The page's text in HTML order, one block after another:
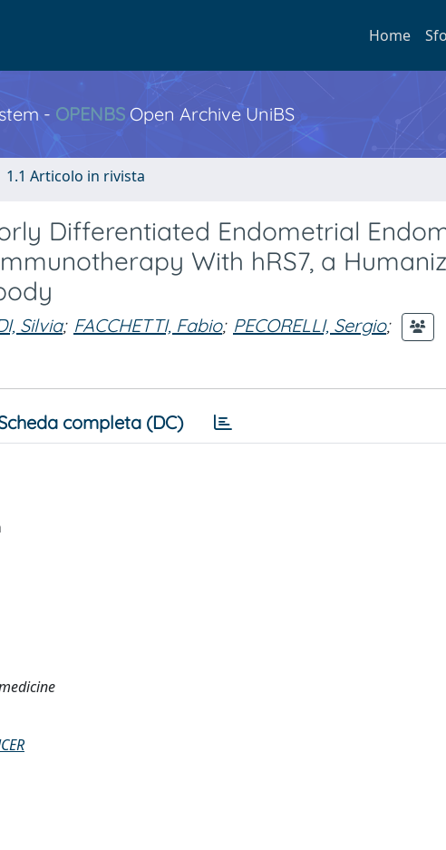
Home
- OPENBS Open Archive UniBS
1.1 Articolo in rivista
Differentiated Endometrial
With hRS7, a
Silvia; FACCHETTI, Fabio; PECORELLI, Sergio;
completa (DC)